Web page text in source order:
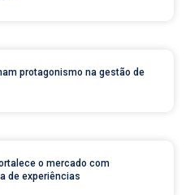
protagonismo na gestão de
o mercado com
de experiências